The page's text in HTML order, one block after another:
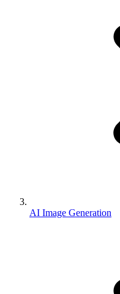
AI Image Generation